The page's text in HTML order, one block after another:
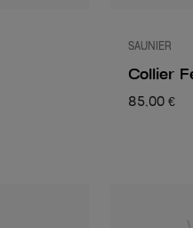
SAUNIER
Collier
85,00 €